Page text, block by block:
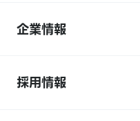
企業情報
採用情報